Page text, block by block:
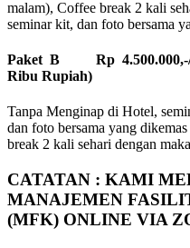
malam), Coffee break 2 kali
seminar kit, dan foto bersama
Paket B Rp 4.500.000,-/
Ribu Rupiah)
Tanpa Menginap di Hotel,
dan foto bersama yang
break 2 kali sehari dengan
CATATAN : KAMI
MANAJEMEN
(MFK) ONLINE VIA